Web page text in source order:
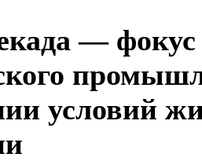
— фокус
условий